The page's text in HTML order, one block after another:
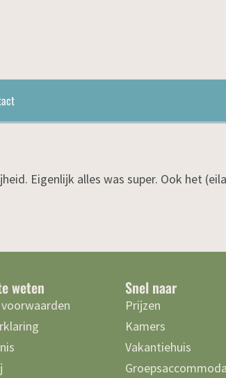
Eigenlijk alles was super. Ook het
weten Snel naar
Prijzen
Kamers
Vakantiehuis